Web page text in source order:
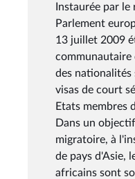
Instaurée par
Parlement
13 juillet 2009
communautaire
des nationalités
visas de court
Etats membres
Dans un
migratoire, à
de pays d'Asie,
africains sont